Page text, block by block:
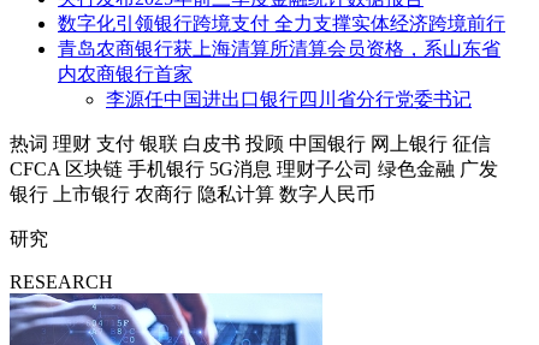
数字化引领银行跨境支付 全力支撑实体经济跨境前行
青岛农商银行获上海清算所清算会员资格，系山东省
内农商银行首家
李源任中国进出口银行四川省分行党委书记
热词 理财 支付 银联 白皮书 投顾 中国银行 网上银行 征信
CFCA 区块链 手机银行 5G消息 理财子公司 绿色金融 广发
银行
上市银行 农商行 隐私计算 数字人民币
研究
RESEARCH